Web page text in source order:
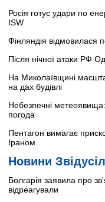
Росія готує удари по
ISW
Фінляндія відмовилася
Після нічної атаки РФ
На Миколаївщині
на дах будівлі
Небезпечні метеоявища:
погода
Пентагон вимагає
Іраном
Новини
Болгарія заявила про
відреагували